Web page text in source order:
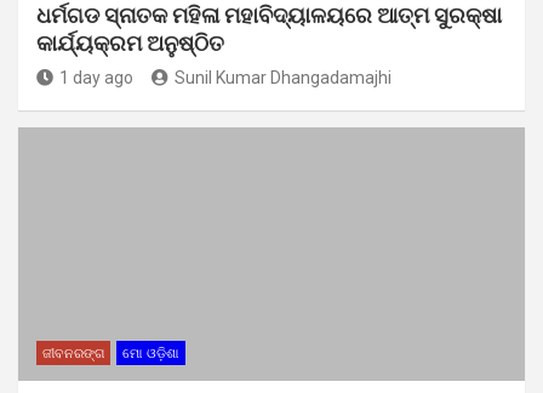
ଧର୍ମଗଡ ସ୍ନାତକ ମହିଳା ମହାବିଦ୍ୟାଳୟରେ ଆତ୍ମ ସୁରକ୍ଷା
କାର୍ଯ୍ୟକ୍ରମ ଅନୁଷ୍ଠିତ
1 day ago Sunil Kumar Dhangadamajhi
ଜୀବନରଙ୍ଗ ମୋ ଓଡ଼ିଶା